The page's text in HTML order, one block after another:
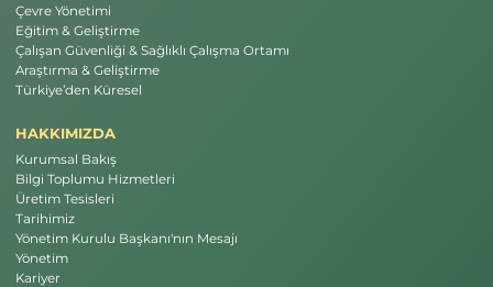
Çevre Yönetimi
Eğitim & Geliştirme
Çalışan Güvenliği & Sağlıklı Çalışma Ortamı
Araştırma & Geliştirme
Türkiye’den Küresel
HAKKIMIZDA
Kurumsal Bakış
Bilgi Toplumu Hizmetleri
Üretim Tesisleri
Tarihimiz
Yönetim Kurulu Başkanı'nın Mesajı
Yönetim
Kariyer